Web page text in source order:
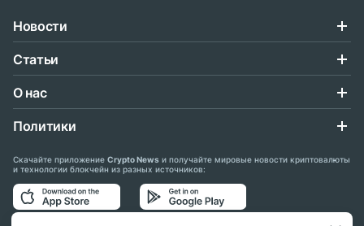
Новости
Статьи
О нас
Политики
Скачайте приложение Crypto News и получайте мировые новости криптовалюты
и технологии блокчейн из разных источников: